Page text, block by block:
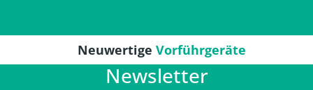
Neuwertige Vorführgeräte
Newsletter